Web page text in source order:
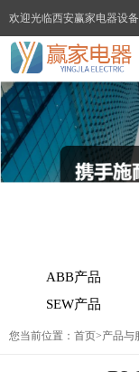
欢迎光临西安赢家电器设
ABB产品
SEW产品
您当前位置： 首页>产品与